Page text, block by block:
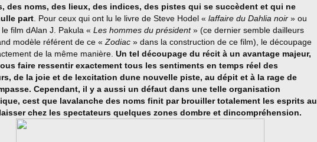
des noms, des lieux, des indices, des pistes qui se succèdent et qui ne
part . Pour ceux qui ont lu le livre de Steve Hodel « laffaire du Dahlia noir » ou
film dAlan J. Pakula « Les hommes du président» (ce dernier semble dailleurs
modèle référent de ce « Zodiac » dans la construction de ce film), le découpage
de la même manière. Un tel découpage du récit à un avantage majeur,
faire ressentir exactement tous les sentiments en temps réel des
de la joie et de lexcitation dune nouvelle piste, au dépit et à la rage de
Cependant, il y a aussi un défaut dans une telle organisation
cest que lavalanche des noms finit par brouiller totalement les esprits au
chez les spectateurs quelques zones dombre et dincompréhension.